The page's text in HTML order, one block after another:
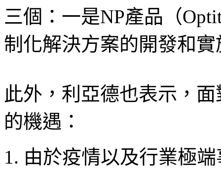
三個：一是NP產品（
制化解決方案的開發和
此外，利亞德也表示，
的機遇：
由於疫情以及行業極